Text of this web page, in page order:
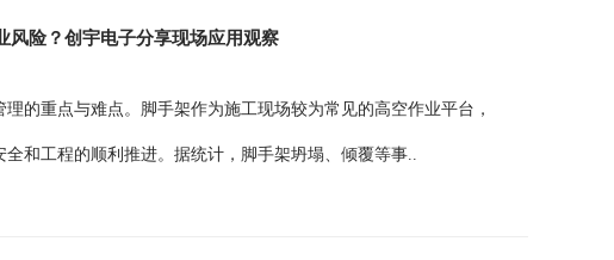
风险？创宇电子分享现场应用观察
的重点与难点。脚手架作为施工现场较为常见的高空作业平台，
和工程的顺利推进。据统计，脚手架坍塌、倾覆等事..